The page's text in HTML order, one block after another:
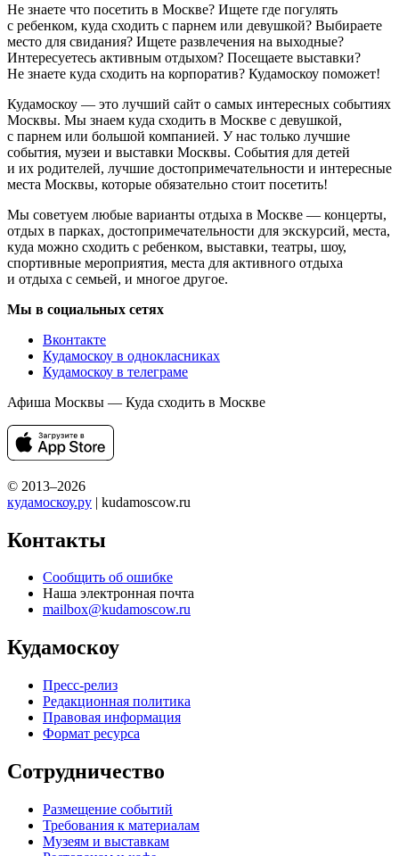
Не знаете что посетить в Москве? Ищете где погулять
с ребенком, куда сходить с парнем или девушкой? Выбираете
место для свидания? Ищете развлечения на выходные?
Интересуетесь активным отдыхом? Посещаете выставки?
Не знаете куда сходить на корпоратив? Кудамоскоу поможет!
Кудамоскоу — это лучший сайт о самых интересных событиях
Москвы. Мы знаем куда сходить в Москве с девушкой,
с парнем или большой компанией. У нас только лучшие
события, музеи и выставки Москвы. События для детей
и их родителей, лучшие достопримечательности и интересные
места Москвы, которые обязательно стоит посетить!
Мы советуем любые варианты отдыха в Москве — концерты,
отдых в парках, достопримечательности для экскурсий, места,
куда можно сходить с ребенком, выставки, театры, шоу,
спортивные мероприятия, места для активного отдыха
и отдыха с семьей, и многое другое.
Мы в социальных сетях
Вконтакте
Кудамоскоу в однокласниках
Кудамоскоу в телеграме
Афиша Москвы — Куда сходить в Москве
© 2013–2026
кудамоскоу.ру | kudamoscow.ru
Контакты
Сообщить об ошибке
Наша электронная почта
mailbox@kudamoscow.ru
Кудамоскоу
Пресс-релиз
Редакционная политика
Правовая информация
Формат ресурса
Сотрудничество
Размещение событий
Требования к материалам
Музеям и выставкам